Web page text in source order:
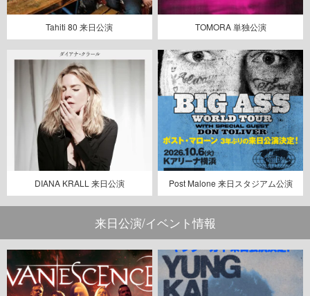
Tahiti 80 来日公演 TOMORA 単独公演
DIANA KRALL 来日公演 Post Malone 来日スタジアム公演
来日公演/イベント情報